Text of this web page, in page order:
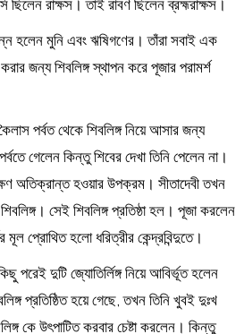
ছিলেন রাক্ষস। তাই রাবণ ছিলেন ব্রহ্মরাক্ষস।
হলেন মুনি এবং ঋষিগণের। তাঁরা সবাই এক
জন্য শিবলিঙ্গ স্থাপন করে পূজার পরামর্শ
পর্বত থেকে শিবলিঙ্গ নিয়ে আসার জন্য
গেলেন কিন্তু শিবের দেখা তিনি পেলেন না।
অতিক্রান্ত হওয়ার উপক্রম। সীতাদেবী তখন
সেই শিবলিঙ্গ প্রতিষ্ঠা হল। পূজা করলেন
মূল প্রোথিত হলো ধরিত্রীর কেন্দ্রবিন্দুতে।
কিছু পরেই দুটি জ্যোতির্লিঙ্গ নিয়ে আবির্ভূত হলেন
প্রতিষ্ঠিত হয়ে গেছে, তখন তিনি খুবই দুঃখ
কে উৎপাটিত করবার চেষ্টা করলেন। কিন্তু